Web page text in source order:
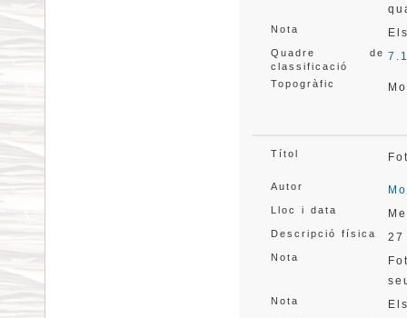
Nota
Quadre de
classificació
Topogràfic
Títol
Autor
Lloc i data
Descripció física
Nota
Nota